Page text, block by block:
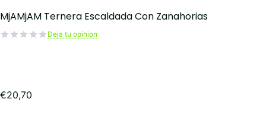
MjAMjAM Ternera Escaldada Con Zanahorias
Deja tu opinion
€20,70